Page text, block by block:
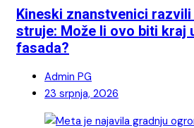
Kineski znanstvenici
struje: Može li ovo biti kraj
fasada?
Admin PG
23 srpnja, 2026